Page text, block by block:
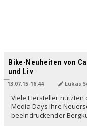
Bike-Neuheiten von
und Liv
13.07.15 16:44 Lukas
Viele Hersteller nutzten
Media Days ihre
beeindruckender